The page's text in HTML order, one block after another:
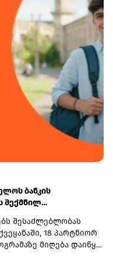
გასავითარებლად.
საბაჟო კოდექსის
სანქციის
ბანკის
შექმნილ
შესაძლებლობას
18 პარტნიორ
მიღება დაიწყო